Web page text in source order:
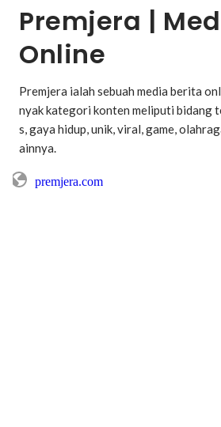
Premjera |
Online
Premjera ialah sebuah media berita
nyak kategori konten meliputi bidang
s, gaya hidup, unik, viral, game,
ainnya.
premjera.com